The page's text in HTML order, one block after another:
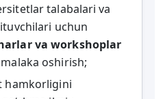
talabalari va
uchun
va workshoplar
oshirish;
hamkorligini